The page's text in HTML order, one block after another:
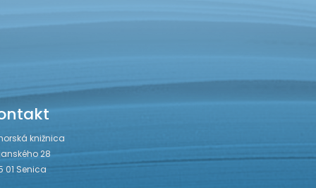
knižnica
28
01 Senica